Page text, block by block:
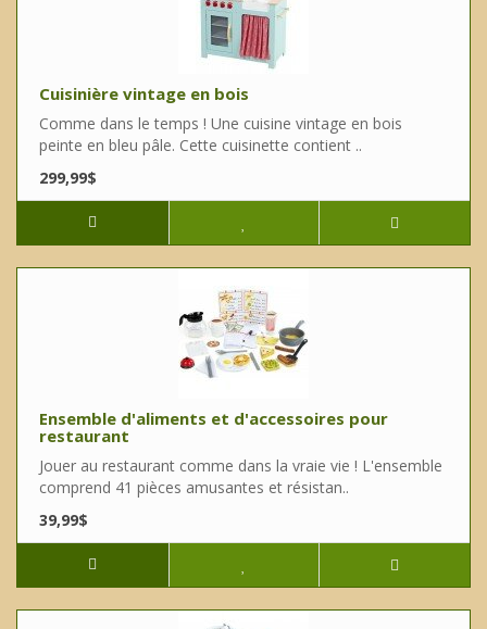
Cuisinière vintage en bois
Comme dans le temps ! Une cuisine vintage en bois
peinte en bleu pâle. Cette cuisinette contient ..
299,99$
Ensemble d'aliments et d'accessoires pour
restaurant
Jouer au restaurant comme dans la vraie vie ! L'ensemble
comprend 41 pièces amusantes et résistan..
39,99$